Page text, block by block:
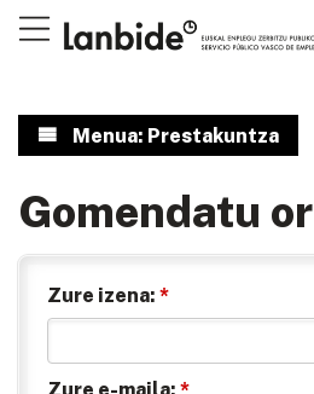
Menua: Prestakuntza
Gomendatu
Zure izena: *